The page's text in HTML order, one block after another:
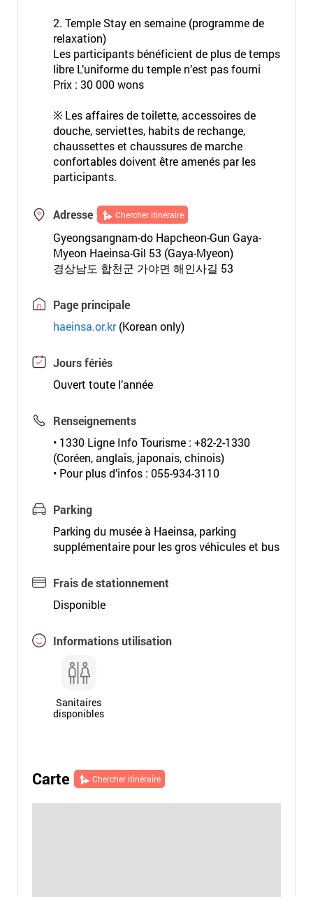
2. Temple Stay en semaine (programme de
relaxation)
Les participants bénéficient de plus de temps
libre L’uniforme du temple n’est pas fourni
Prix : 30 000 wons
※ Les affaires de toilette, accessoires de
douche, serviettes, habits de rechange,
chaussettes et chaussures de marche
confortables doivent être amenés par les
participants.
Adresse Chercher itinéraire
Gyeongsangnam-do Hapcheon-Gun Gaya-
Myeon Haeinsa-Gil 53 (Gaya-Myeon)
경상남도 합천군 가야면 해인사길 53
Page principale
haeinsa.or.kr(Korean only)
Jours fériés
Ouvert toute l’année
Renseignements
• 1330 Ligne Info Tourisme : +82-2-1330
(Coréen, anglais, japonais, chinois)
• Pour plus d’infos : 055-934-3110
Parking
Parking du musée à Haeinsa, parking
supplémentaire pour les gros véhicules et bus
Frais de stationnement
Disponible
Informations utilisation
Sanitaires
disponibles
Carte Chercher itinéraire